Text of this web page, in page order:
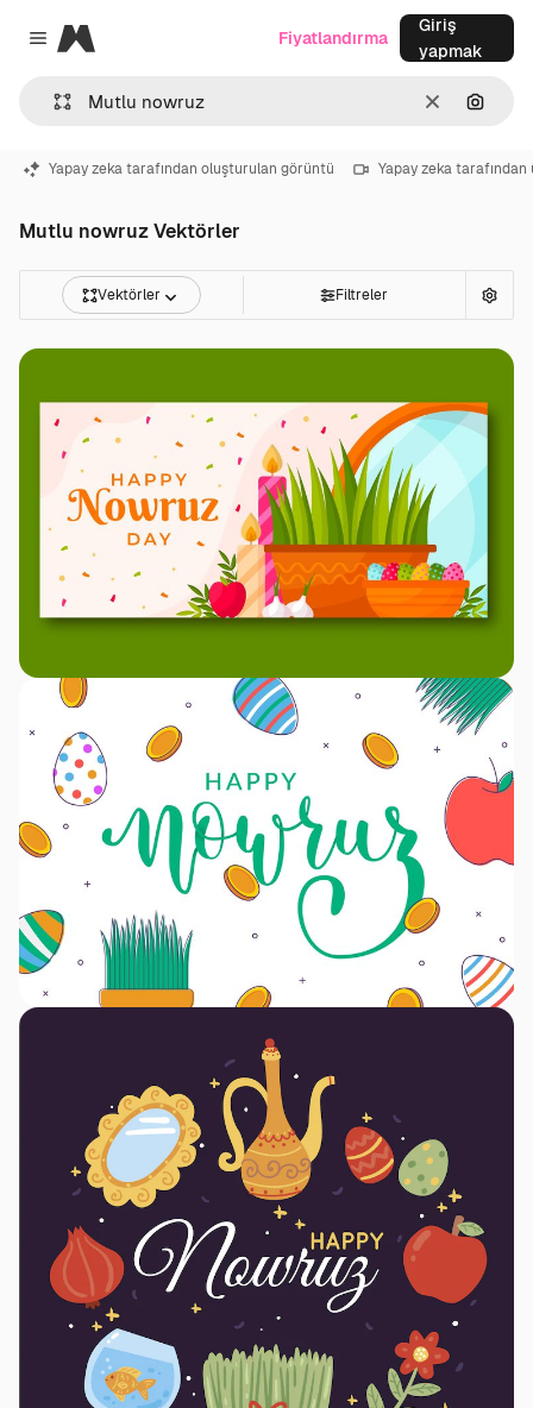
Close menu
Magnific
Temizlemek
Fiyatlandırma
Giriş
yapmak
Yapay zeka tarafından oluşturulan görüntü Yapay zeka
Mutlu nowruz Vektörler
Vektörler Filtreler